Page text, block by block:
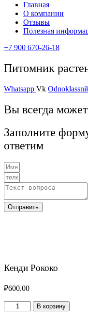
Главная
О компании
Отзывы
Полезная
+7 900 670-26-18
Питомник
Whatsapp Vk
Вы всегда
Заполните
ответим
Отправить
Кенди Рококо
₽600.00
Количество
товара
В корзину